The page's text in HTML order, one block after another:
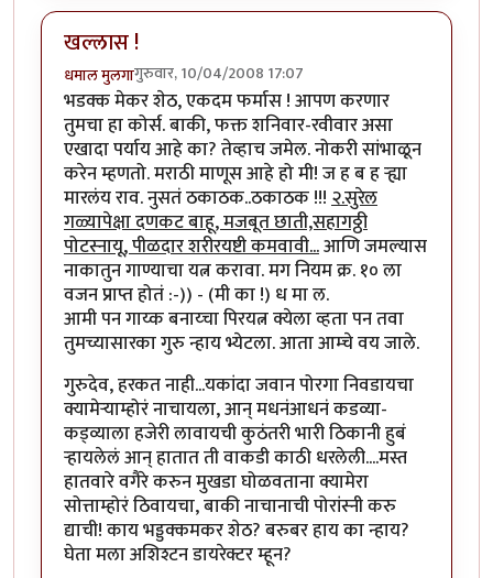
खल्लास !
धमाल मुलगागुरुवार, 10/04/2008 17:07
भडक्क मेकर शेठ, एकदम फर्मास ! आपण करणार
तुमचा हा कोर्स. बाकी, फक्त शनिवार-रवीवार असा
एखादा पर्याय आहे का? तेव्हाच जमेल. नोकरी सांभाळून
करेन म्हणतो. मराठी माणूस आहे हो मी! ज ह ब ह र्‍ह्या
मारलंय राव. नुसतं ठकाठक..ठकाठक !!!२.सुरेल
गळ्यापेक्षा दणकट बाहू, मजबूत छाती,सहागठ्ठी
पोटस्नायू, पीळदार शरीरयष्टी कमवावी...आणि जमल्यास
नाकातुन गाण्याचा यत्न करावा. मग नियम क्र. १० ला
वजन प्राप्त होतं :-)) - (मी का !) ध मा ल.
आमी पन गाय्क बनाय्चा पिरयत्न क्येला व्हता पन तवा
तुमच्यासारका गुरु न्हाय भ्येटला. आता आम्चे वय जाले.
गुरुदेव, हरकत नाही...यकांदा जवान पोरगा निवडायचा
क्यामेर्‍याम्होरं नाचायला, आन् मधनंआधनं कडव्या-
कड्व्याला हजेरी लावायची कुठंतरी भारी ठिकानी हुबं
र्‍हायलेलं आन् हातात ती वाकडी काठी धरलेली....मस्त
हातवारे वगैरे करुन मुखडा घोळवताना क्यामेरा
सोत्ताम्होरं ठिवायचा, बाकी नाचानाची पोरांस्नी करु
द्याची! काय भड्डक्कमकर शेठ? बरुबर हाय का न्हाय?
घेता मला अशिश्टन डायरेक्टर म्हून?